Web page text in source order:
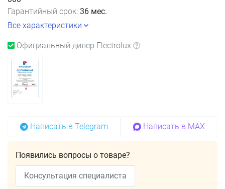
Гарантийный срок: 36 мес.
Все характеристики
Официальный дилер Electrolux
Написать в Telegram Написать в MAX
Появились вопросы о товаре?
Консультация специалиста